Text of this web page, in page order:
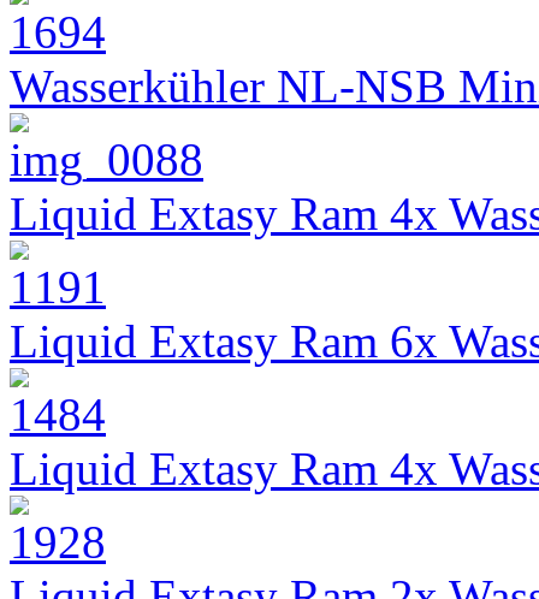
Wasserkühler NL-NSB
Liquid Extasy Ram 4x
Liquid Extasy Ram 6x
Liquid Extasy Ram 4x